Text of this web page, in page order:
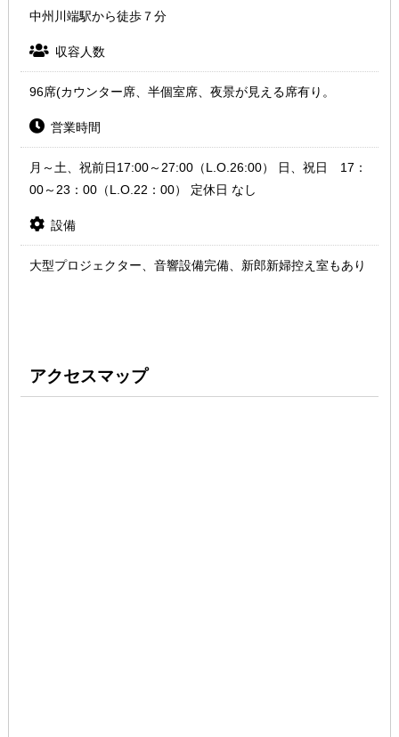
中州川端駅から徒歩７分
収容人数
96席(カウンター席、半個室席、夜景が見える席有り。
営業時間
月～土、祝前日17:00～27:00（L.O.26:00） 日、祝日 17：
00～23：00（L.O.22：00） 定休日 なし
設備
大型プロジェクター、音響設備完備、新郎新婦控え室もあり
アクセスマップ